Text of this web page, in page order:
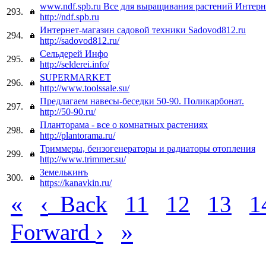
293.
www.ndf.spb.ru Все для выращивания растений
http://ndf.spb.ru
294.
Интернет-магазин садовой техники Sadovod812.ru
http://sadovod812.ru/
295.
Сельдерей Инфо
http://selderei.info/
296.
SUPERMARKET
http://www.toolssale.su/
297.
Предлагаем навесы-беседки 50-90. Поликарбонат.
http://50-90.ru/
298.
Планторама - все о комнатных растениях
http://plantorama.ru/
299.
Триммеры, бензогенераторы и радиаторы отопления
http://www.trimmer.su/
300.
Земелькинъ
https://kanavkin.ru/
« ‹ Back 11 12 13
Forward › »